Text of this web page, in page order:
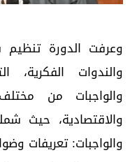
وعرفت الدورة تنظيم
والندوات
والواجبات من مختلف
والاقتصادية، حيث
والواجبات: تعريفات